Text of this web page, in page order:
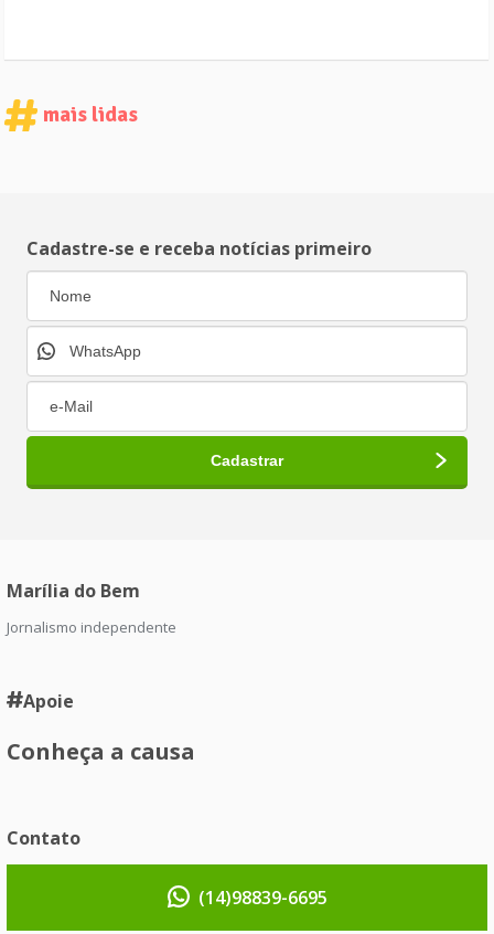
mais lidas
Cadastre-se e receba notícias primeiro
Marília do Bem
Jornalismo independente
Apoie
Conheça a causa
Contato
(14)98839-6695